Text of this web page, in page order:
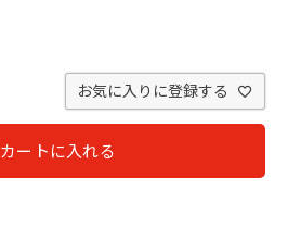
お気に入りに登録する
カートに入れる